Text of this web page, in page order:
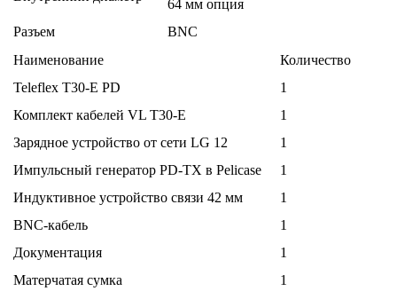
64 мм опция
Разъем
BNC
Наименование
Количество
Teleflex T30-E PD
1
Комплект кабелей VL T30-E
1
Зарядное устройство от сети LG 12
1
Импульсный генератор PD-TX в Pelicase
1
Индуктивное устройство связи 42 мм
1
BNC-кабель
1
Документация
1
Матерчатая сумка
1